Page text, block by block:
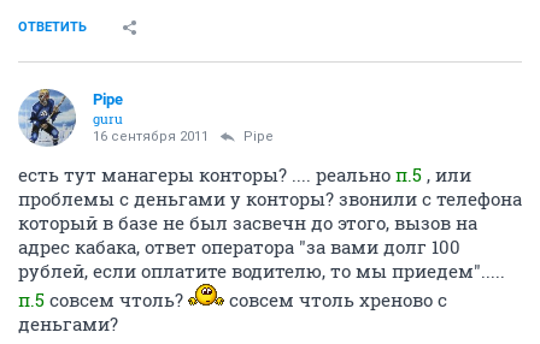
ОТВЕТИТЬ
Pipe
guru
16 сентября 2011 Pipe
есть тут манагеры конторы? .... реально п.5 , или
проблемы с деньгами у конторы? звонили с телефона
который в базе не был засвечн до этого, вызов на
адрес кабака, ответ оператора "за вами долг 100
рублей, если оплатите водителю, то мы приедем".....
п.5 совсем чтоль?
совсем чтоль хреново с
деньгами?